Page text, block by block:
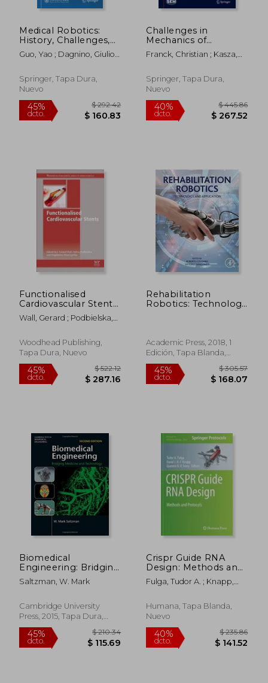
40%
dcto. $ 195.52 dcto. $
Medical Robotics:
History, Challenges,
and Future Directions
(en Inglés)
Guo, Yao ; Dagnino, Giulio ;
Springer, Tapa Dura,
Nuevo
45% $ 292.42
Challenges in
Mechanics of
Biological Systems
and Materials,
and Infrared Imaging,
Time Dependent
Stress, Volum (en
Inglés)
Franck, Christian ; Kasza,
Springer, Tapa Dura,
Nuevo
40% $
Functionalised
Cardiovascular Stents
(en Inglés)
Wall, Gerard ; Podbielska,
Magdalena
Woodhead Publishing,
Tapa Dura, Nuevo
Rehabilitation
Robotics: Technology
Academic Press, 2018, 1
Edición, Tapa Blanda,
Nuevo
Biomedical
Engineering: Bridging
Medicine and
Technology
Biomedical
Engineering) (en
Saltzman, W. Mark
Cambridge University
Press, 2015, Tapa Dura,
Nuevo
Crispr Guide RNA
Design: Methods and
Protocols (en Inglés)
Fulga, Tudor A. ; Knapp,
Quentin R. V.
Humana, Tapa Blanda,
Nuevo